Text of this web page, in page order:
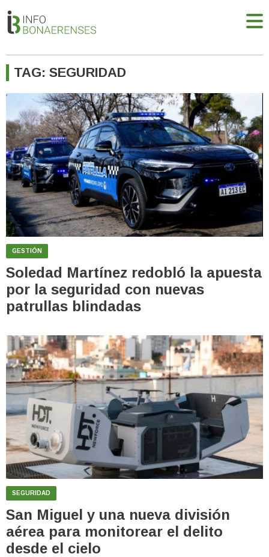
TAG: SEGURIDAD
GESTIÓN
Soledad Martínez redobló la apuesta
por la seguridad con nuevas
patrullas blindadas
SEGURIDAD
San Miguel y una nueva división
aérea para monitorear el delito
desde el cielo